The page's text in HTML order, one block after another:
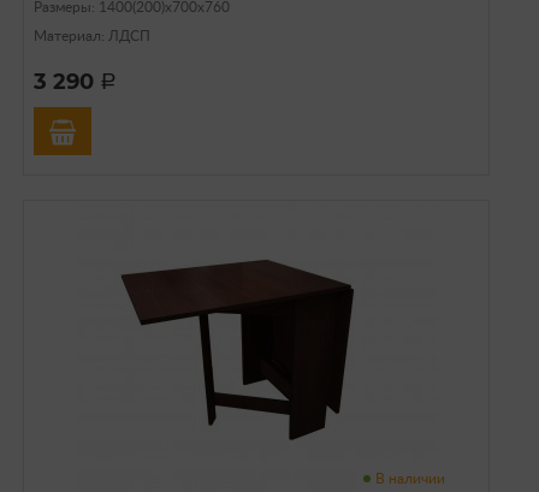
Размеры: 1400(200)х700х760
Материал: ЛДСП
3 290 a
В наличии